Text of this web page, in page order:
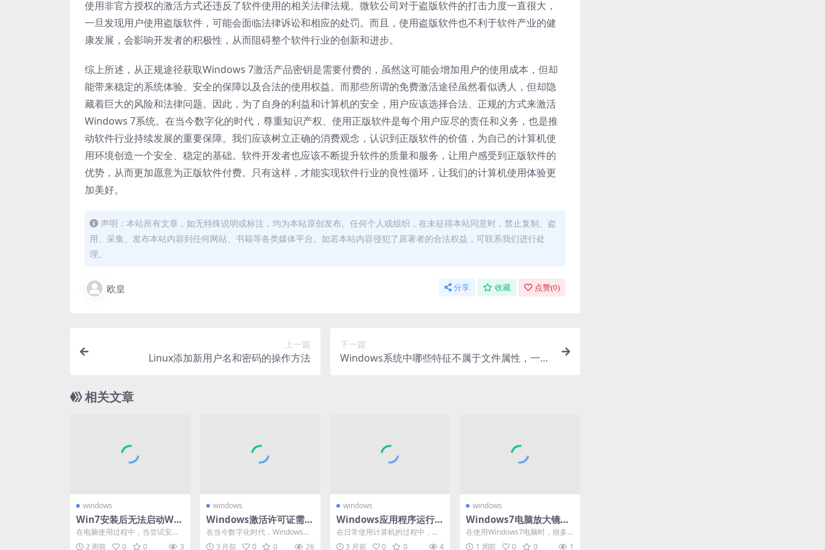
使用非官方授权的激活方式还违反了软件使用的相关法律法规。微软公司对于盗版软件的打击力度一直很大，
一旦发现用户使用盗版软件，可能会面临法律诉讼和相应的处罚。而且，使用盗版软件也不利于软件产业的健
康发展，会影响开发者的积极性，从而阻碍整个软件行业的创新和进步。
综上所述，从正规途径获取Windows 7激活产品密钥是需要付费的，虽然这可能会增加用户的使用成本，但却
能带来稳定的系统体验、安全的保障以及合法的使用权益。而那些所谓的免费激活途径虽然看似诱人，但却隐
藏着巨大的风险和法律问题。因此，为了自身的利益和计算机的安全，用户应该选择合法、正规的方式来激活
Windows 7系统。在当今数字化的时代，尊重知识产权、使用正版软件是每个用户应尽的责任和义务，也是推
动软件行业持续发展的重要保障。我们应该树立正确的消费观念，认识到正版软件的价值，为自己的计算机使
用环境创造一个安全、稳定的基础。软件开发者也应该不断提升软件的质量和服务，让用户感受到正版软件的
优势，从而更加愿意为正版软件付费。只有这样，才能实现软件行业的良性循环，让我们的计算机使用体验更
加美好。
声明：本站所有文章，如无特殊说明或标注，均为本站原创发布。任何个人或组织，在未征得本站同意时，禁止复制、盗
用、采集、发布本站内容到任何网站、书籍等各类媒体平台。如若本站内容侵犯了原著者的合法权益，可联系我们进行处
理。
欧皇 分享 收藏 点赞(0)
上一篇
Linux添加新用户名和密码的操作方法
下一篇
Windows系统中哪些特征不属于文件属性，一文
相关文章
windows
Win7安装后无法启动Win
dows的原因及解决办法
在电脑使用过程中，当尝试安装
win7系统却遭遇不能启动windo
2 周前 0 0 3
windows
Windows激活许可证需求
揭秘：你需要知道的关键
要点
在当今数字化时代，Windows操
作系统作为全球使用最为广泛的
3 月前 0 0 26
windows
Windows应用程序运行遇
问题怎么办？这些解决方
法快收藏
在日常使用计算机的过程中，我
们经常会遇到各种各样关于Wind
3 月前 0 0 4
windows
Windows7电脑放大镜位
置大揭秘，快速找到开启
视觉辅助新体验
在使用Windows7电脑时，很多
用户可能会有这样的需求，那就
1 周前 0 0 1